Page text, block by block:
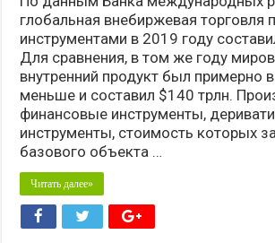
глобальная внебиржевая торговля
инструментами в 2019 году
Для сравнения, в том же году
внутренний продукт был примерно
меньше и составил $140 трлн.
финансовые инструменты,
инструменты, стоимость которых
базового объекта …
Читать далее»